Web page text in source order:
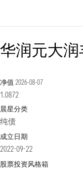
华润元大润
净值 2026-08-07
1.0872
晨星分类
纯债
成立日期
2022-09-22
股票投资风格箱